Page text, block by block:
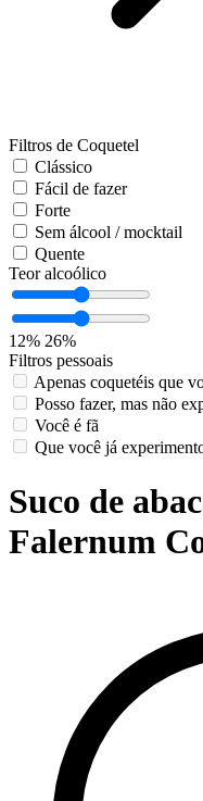
Filtros de Coquetel
Clássico
Fácil de fazer
Forte
Sem álcool / mocktail
Quente
Teor alcoólico
12% 26%
Filtros pessoais
Apenas coquetéis que
Posso fazer, mas não
Você é fã
Que você já
Suco de
Falernum